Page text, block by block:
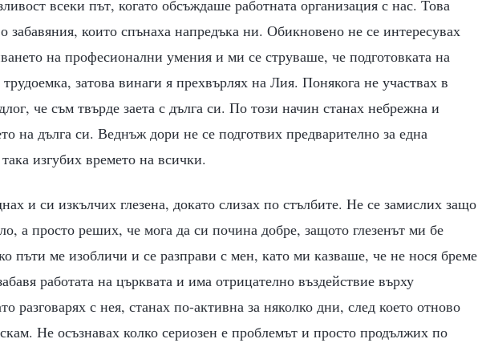
всеки път, когато обсъждаше работната организация с нас. Това
забавяния, които спънаха напредъка ни. Обикновено не се интересувах
на професионални умения и ми се струваше, че подготовката на
затова винаги я прехвърлях на Лия. Понякога не участвах в
че съм твърде заета с дълга си. По този начин станах небрежна и
на дълга си. Веднъж дори не се подготвих предварително за една
изгубих времето на всички.
и си изкълчих глезена, докато слизах по стълбите. Не се замислих защо
а просто реших, че мога да си почина добре, защото глезенът ми бе
пъти ме изобличи и се разправи с мен, като ми казваше, че не нося бреме
работата на църквата и има отрицателно въздействие върху
разговарях с нея, станах по-активна за няколко дни, след което отново
Не осъзнавах колко сериозен е проблемът и просто продължих по